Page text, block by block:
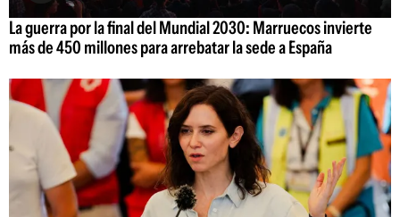
La guerra por la final del Mundial 2030: Marruecos invierte
más de 450 millones para arrebatar la sede a España